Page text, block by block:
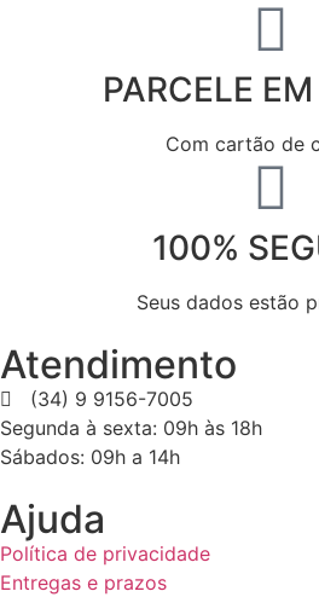
PARCELE
Com cartão de
100%
Seus dados estão
Atendimento
(34) 9 9156-7005
Segunda à sexta: 09h às 18h
Sábados: 09h a 14h
Ajuda
Política de privacidade
Entregas e prazos